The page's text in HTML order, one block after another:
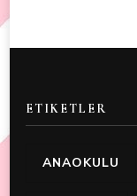
ETIKETLER
ANAOKULU